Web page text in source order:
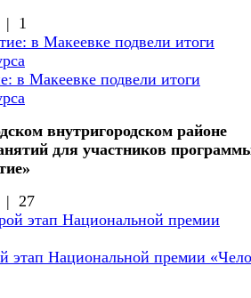
| 1
в Макеевке подвели итоги
внутригородском районе
для участников
| 27
этап Национальной премии